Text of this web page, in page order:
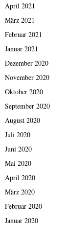
April 2021
März 2021
Februar 2021
Januar 2021
Dezember 2020
November 2020
Oktober 2020
September 2020
August 2020
Juli 2020
Juni 2020
Mai 2020
April 2020
März 2020
Februar 2020
Januar 2020